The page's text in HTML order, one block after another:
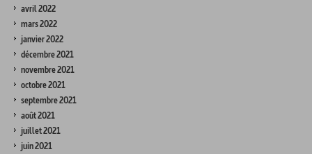
avril 2022
mars 2022
janvier 2022
décembre 2021
novembre 2021
octobre 2021
septembre 2021
août 2021
juillet 2021
juin 2021